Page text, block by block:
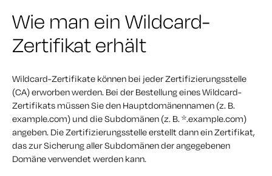
Wie man ein Wildcard-
Zertifikat erhält
Wildcard-Zertifikate können bei jeder Zertifizierungsstelle
(CA) erworben werden. Bei der Bestellung eines Wildcard-
Zertifikats müssen Sie den Hauptdomänennamen (z. B.
example.com) und die Subdomänen (z. B. *.example.com)
angeben. Die Zertifizierungsstelle erstellt dann ein Zertifikat,
das zur Sicherung aller Subdomänen der angegebenen
Domäne verwendet werden kann.